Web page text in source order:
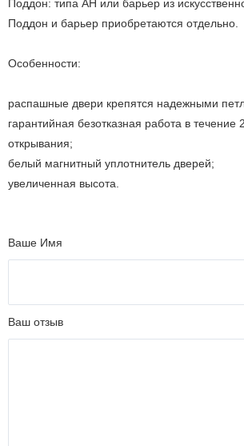
Поддон: типа AH или барьер из
Поддон и барьер приобретаются отдельно.
Особенности:
распашные двери крепятся надежными
гарантийная безотказная работа в течение
открывания;
белый магнитный уплотнитель дверей;
увеличенная высота.
Ваше Имя
Ваш отзыв